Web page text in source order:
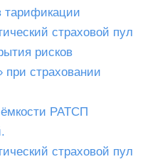
страховой пул
рисков
при страховании
ёмкости РАТСП
страховой пул